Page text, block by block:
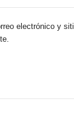
electrónico y